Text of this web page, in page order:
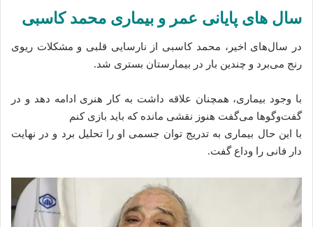
سال‌ های پایانی عمر و بیماری محمد کاسبی
در سال‌های اخیر، محمد کاسبی از نارسایی قلبی و مشکلات ریوی
رنج می‌برد و چندین بار در بیمارستان بستری شد.
با وجود بیماری، همچنان علاقه داشت به کار هنری ادامه دهد و در
گفت‌وگوها می‌گفت هنوز نقشی مانده که باید بازی کنم
با این حال بیماری به تدریج توان جسمی او را تحلیل برد و در نهایت
دار فانی را وداع گفت.